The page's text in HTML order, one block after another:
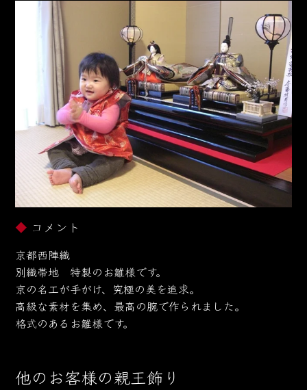
コメント
京都西陣織
別織帯地 特製のお雛様です。
京の名工が手がけ、究極の美を追求。
高級な素材を集め、最高の腕で作られました。
格式のあるお雛様です。
他のお客様の親王飾り